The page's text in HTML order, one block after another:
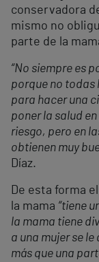
conservadora
mismo no
parte de la
“No siempre es
porque no todas
para hacer una
poner la salud
riesgo, pero en
obtienen muy
Díaz.
De esta forma
la mama “tiene
la mama tiene
a una mujer se
más que una